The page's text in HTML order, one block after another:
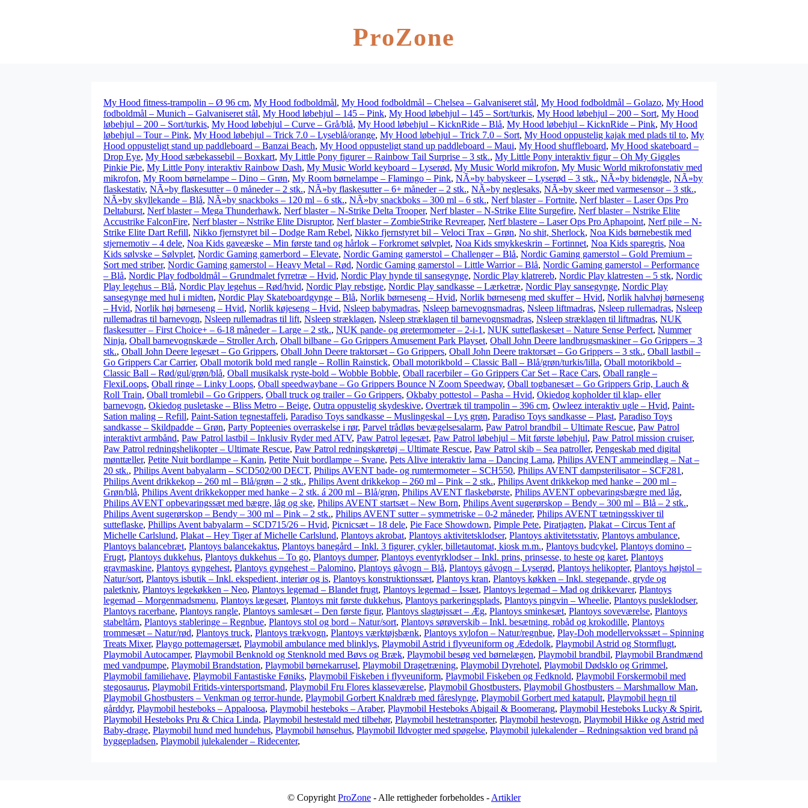
ProZone
My Hood fitness-trampolin – Ø 96 cm, My Hood fodboldmål, My Hood fodboldmål – Chelsea – Galvaniseret stål, My Hood fodboldmål – Golazo, My Hood
fodboldmål – Munich – Galvaniseret stål, My Hood løbehjul – 145 – Pink, My Hood løbehjul – 145 – Sort/turkis, My Hood løbehjul – 200 – Sort, My Hood
løbehjul – 200 – Sort/turkis, My Hood løbehjul – Curve – Grå/blå, My Hood løbehjul – KicknRide – Blå, My Hood løbehjul – KicknRide – Pink, My Hood
løbehjul – Tour – Pink, My Hood løbehjul – Trick 7.0 – Lyseblå/orange, My Hood løbehjul – Trick 7.0 – Sort, My Hood oppustelig kajak med plads til to, My
Hood oppusteligt stand up paddleboard – Banzai Beach, My Hood oppusteligt stand up paddleboard – Maui, My Hood shuffleboard, My Hood skateboard –
Drop Eye, My Hood sæbekassebil – Boxkart, My Little Pony figurer – Rainbow Tail Surprise – 3 stk., My Little Pony interaktiv figur – Oh My Giggles
Pinkie Pie, My Little Pony interaktiv Rainbow Dash, My Music World keyboard – Lyserød, My Music World mikrofon, My Music World mikrofonstativ med
mikrofon, My Room børnelampe – Dino – Grøn, My Room børnelampe – Flamingo – Pink, NÃ»by babyskeer – Lyserød – 3 stk., NÃ»by bidenøgle, NÃ»by
flaskestativ, NÃ»by flaskesutter – 0 måneder – 2 stk., NÃ»by flaskesutter – 6+ måneder – 2 stk., NÃ»by neglesaks, NÃ»by skeer med varmesensor – 3 stk.,
NÃ»by skyllekande – Blå, NÃ»by snackboks – 120 ml – 6 stk., NÃ»by snackboks – 300 ml – 6 stk., Nerf blaster – Fortnite, Nerf blaster – Laser Ops Pro
Deltaburst, Nerf blaster – Mega Thunderhawk, Nerf blaster – N-Strike Delta Trooper, Nerf blaster – N-Strike Elite Surgefire, Nerf blaster – Nstrike Elite
Accustrike FalconFire, Nerf blaster – Nstrike Elite Disruptor, Nerf blaster – ZombieStrike Revreaper, Nerf blastere – Laser Ops Pro Aphapoint, Nerf pile – N-
Strike Elite Dart Refill, Nikko fjernstyret bil – Dodge Ram Rebel, Nikko fjernstyret bil – Veloci Trax – Grøn, No shit, Sherlock, Noa Kids børnebestik med
stjernemotiv – 4 dele, Noa Kids gaveæske – Min første tand og hårlok – Forkromet sølvplet, Noa Kids smykkeskrin – Fortinnet, Noa Kids sparegris, Noa
Kids sølvske – Sølvplet, Nordic Gaming gamerbord – Elevate, Nordic Gaming gamerstol – Challenger – Blå, Nordic Gaming gamerstol – Gold Premium –
Sort med striber, Nordic Gaming gamerstol – Heavy Metal – Rød, Nordic Gaming gamerstol – Little Warrior – Blå, Nordic Gaming gamerstol – Performance
– Blå, Nordic Play fodboldmål – Grundmalet fyrretræ – Hvid, Nordic Play hynde til sansegynge, Nordic Play klatrereb, Nordic Play klatresten – 5 stk, Nordic
Play legehus – Blå, Nordic Play legehus – Rød/hvid, Nordic Play rebstige, Nordic Play sandkasse – Lærketræ, Nordic Play sansegynge, Nordic Play
sansegynge med hul i midten, Nordic Play Skateboardgynge – Blå, Norlik børneseng – Hvid, Norlik børneseng med skuffer – Hvid, Norlik halvhøj børneseng
– Hvid, Norlik høj børneseng – Hvid, Norlik køjeseng – Hvid, Nsleep babymadras, Nsleep barnevognsmadras, Nsleep liftmadras, Nsleep rullemadras, Nsleep
rullemadras til barnevogn, Nsleep rullemadras til lift, Nsleep stræklagen, Nsleep stræklagen til barnevognsmadras, Nsleep stræklagen til liftmadras, NUK
flaskesutter – First Choice+ – 6-18 måneder – Large – 2 stk., NUK pande- og øretermometer – 2-i-1 , NUK sutteflaskesæt – Nature Sense Perfect, Nummer
Ninja, Oball barnevognskæde – Stroller Arch, Oball bilbane – Go Grippers Amusement Park Playset, Oball John Deere landbrugsmaskiner – Go Grippers – 3
stk., Oball John Deere legesæt – Go Grippers, Oball John Deere traktorsæt – Go Grippers, Oball John Deere traktorsæt – Go Grippers – 3 stk., Oball lastbil –
Go Grippers Car Carrier, Oball motorik bold med rangle – Rollin Rainstick, Oball motorikbold – Classic Ball – Blå/grøn/turkis/lilla, Oball motorikbold –
Classic Ball – Rød/gul/grøn/blå, Oball musikalsk ryste-bold – Wobble Bobble, Oball racerbiler – Go Grippers Car Set – Race Cars, Oball rangle –
FlexiLoops, Oball ringe – Linky Loops, Oball speedwaybane – Go Grippers Bounce N Zoom Speedway, Oball togbanesæt – Go Grippers Grip, Lauch &
Roll Train, Oball tromlebil – Go Grippers, Oball truck og trailer – Go Grippers, Okbaby pottestol – Pasha – Hvid, Okiedog kopholder til klap- eller
barnevogn, Okiedog pusletaske – Bliss Metro – Beige, Outra oppustelig skydeskive, Overtræk til trampolin – 396 cm, Owleez interaktiv ugle – Hvid, Paint-
Sation maling – Refill, Paint-Sation tegnestaffeli, Paradiso Toys sandkasse – Muslingeskal – Lys grøn, Paradiso Toys sandkasse – Plast, Paradiso Toys
sandkasse – Skildpadde – Grøn, Party Popteenies overraskelse i rør, Parvel trådløs bevægelsesalarm, Paw Patrol brandbil – Ultimate Rescue, Paw Patrol
interaktivt armbånd, Paw Patrol lastbil – Inklusiv Ryder med ATV, Paw Patrol legesæt, Paw Patrol løbehjul – Mit første løbehjul, Paw Patrol mission cruiser,
Paw Patrol redningshelikopter – Ultimate Rescue, Paw Patrol redningskøretøj – Ultimate Rescue, Paw Patrol skib – Sea patroller, Pengeskab med digital
mønttæller, Petite Nuit bordlampe – Kanin, Petite Nuit bordlampe – Svane, Pets Alive interaktiv lama – Dancing Lama, Philips AVENT ammeindlæg – Nat –
20 stk., Philips Avent babyalarm – SCD502/00 DECT, Philips AVENT bade- og rumtermometer – SCH550, Philips AVENT dampsterilisator – SCF281 ,
Philips Avent drikkekop – 260 ml – Blå/grøn – 2 stk., Philips Avent drikkekop – 260 ml – Pink – 2 stk., Philips Avent drikkekop med hanke – 200 ml –
Grøn/blå, Philips Avent drikkekopper med hanke – 2 stk. á 200 ml – Blå/grøn, Philips AVENT flaskebørste, Philips AVENT opbevaringsbægre med låg,
Philips AVENT opbevaringssæt med bægre, låg og ske, Philips AVENT startsæt – New Born, Philips Avent sugerørskop – Bendy – 300 ml – Blå – 2 stk.,
Philips Avent sugerørskop – Bendy – 300 ml – Pink – 2 stk., Philips AVENT sutter – symmetriske – 0-2 måneder, Philips AVENT tætningsskiver til
sutteflaske, Phillips Avent babyalarm – SCD715/26 – Hvid, Picnicsæt – 18 dele, Pie Face Showdown, Pimple Pete, Piratjagten, Plakat – Circus Tent af
Michelle Carlslund, Plakat – Hey Tiger af Michelle Carlslund, Plantoys akrobat, Plantoys aktivitetsklodser, Plantoys aktivitetsstativ, Plantoys ambulance,
Plantoys balancebræt, Plantoys balancekaktus, Plantoys banegård – Inkl. 3 figurer, cykler, billetautomat, kiosk m.m., Plantoys budcykel, Plantoys domino –
Frugt, Plantoys dukkehus, Plantoys dukkehus – To go, Plantoys dumper, Plantoys eventyrklodser – Inkl. prins, prinsesse, to heste og karet, Plantoys
gravmaskine, Plantoys gyngehest, Plantoys gyngehest – Palomino, Plantoys gåvogn – Blå, Plantoys gåvogn – Lyserød, Plantoys helikopter, Plantoys højstol –
Natur/sort, Plantoys isbutik – Inkl. ekspedient, interiør og is, Plantoys konstruktionssæt, Plantoys kran, Plantoys køkken – Inkl. stegepande, gryde og
paletkniv, Plantoys legekøkken – Neo, Plantoys legemad – Blandet frugt, Plantoys legemad – Issæt, Plantoys legemad – Mad og drikkevarer, Plantoys
legemad – Morgenmadsmenu, Plantoys lægesæt, Plantoys mit første dukkehus, Plantoys parkeringsplads, Plantoys pingvin – Wheelie, Plantoys pusleklodser,
Plantoys racerbane, Plantoys rangle, Plantoys samlesæt – Den første figur, Plantoys slagtøjssæt – Æg, Plantoys sminkesæt, Plantoys soveværelse, Plantoys
stabeltårn, Plantoys stableringe – Regnbue, Plantoys stol og bord – Natur/sort, Plantoys sørøverskib – Inkl. besætning, robåd og krokodille, Plantoys
trommesæt – Natur/rød, Plantoys truck, Plantoys trækvogn, Plantoys værktøjsbænk, Plantoys xylofon – Natur/regnbue, Play-Doh modellervokssæt – Spinning
Treats Mixer, Playgo pottemagersæt, Playmobil ambulance med blinklys, Playmobil Astrid i flyveuniform og Ædedolk, Playmobil Astrid og Stormflugt,
Playmobil Autocamper, Playmobil Benknold og Stenknold med Bøvs og Bræk, Playmobil besøg ved børnelægen, Playmobil brandbil, Playmobil Brandmænd
med vandpumpe, Playmobil Brandstation, Playmobil børnekarrusel, Playmobil Dragetræning, Playmobil Dyrehotel, Playmobil Dødsklo og Grimmel,
Playmobil familiehave, Playmobil Fantastiske Føniks, Playmobil Fiskeben i flyveuniform, Playmobil Fiskeben og Fedknold, Playmobil Forskermobil med
stegosaurus, Playmobil Fritids-vintersportsmand, Playmobil Fru Flores klasseværelse, Playmobil Ghostbusters, Playmobil Ghostbusters – Marshmallow Man,
Playmobil Ghostbusters – Venkman og terror-hunde, Playmobil Gorbert Knaldræb med fåreslynge, Playmobil Gorbert med katapult, Playmobil hegn til
gårddyr, Playmobil hesteboks – Appaloosa, Playmobil hesteboks – Araber, Playmobil Hesteboks Abigail & Boomerang, Playmobil Hesteboks Lucky & Spirit,
Playmobil Hesteboks Pru & Chica Linda, Playmobil hestestald med tilbehør, Playmobil hestetransporter, Playmobil hestevogn, Playmobil Hikke og Astrid med
Baby-drage, Playmobil hund med hundehus, Playmobil hønsehus, Playmobil Ildvogter med spøgelse, Playmobil julekalender – Redningsaktion ved brand på
byggepladsen, Playmobil julekalender – Ridecenter,
© Copyright ProZone - Alle rettigheder forbeholdes - Artikler